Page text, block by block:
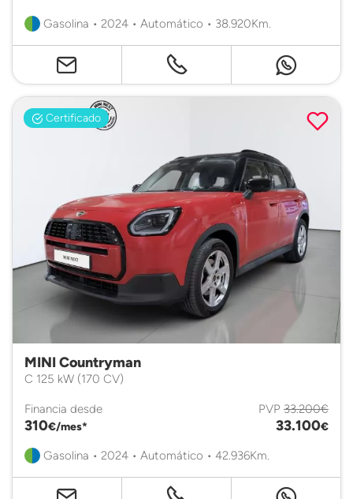
Gasolina • 2024 • Automático • 38.920Km.
Certificado
MINI Countryman
C 125 kW (170 CV)
Financia desde
310€/mes*
PVP 33.200€
33.100€
Gasolina • 2024 • Automático • 42.936Km.